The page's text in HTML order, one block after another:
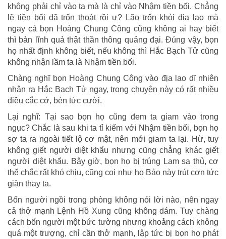
không phải chỉ vào ta mà là chỉ vào Nhậm tiền bối. Chẳng
lẽ tiền bối đã trốn thoát rồi ư? Lão trốn khỏi địa lao mà
ngay cả bọn Hoàng Chung Công cũng không ai hay biết
thì bản lĩnh quả thật thần thông quảng đại. Đúng vậy, bọn
họ nhất định không biết, nếu không thì Hắc Bạch Tử cũng
không nhận lầm ta là Nhậm tiền bối.
Chàng nghĩ bọn Hoàng Chung Công vào địa lao dĩ nhiên
nhận ra Hắc Bạch Tử ngay, trong chuyện này có rất nhiều
điều cắc cớ, bèn tức cười.
Lại nghĩ: Tại sao bọn họ cũng đem ta giam vào trong
ngục? Chắc là sau khi ta tỉ kiếm với Nhậm tiền bối, bọn họ
sợ ta ra ngoài tiết lộ cơ mật, nên mới giam ta lại. Hừ, tuy
không giết người diệt khẩu nhưng cũng chẳng khác giết
người diệt khẩu. Bây giờ, bọn họ bị trúng Lam sa thủ, cơ
thể chắc rất khó chịu, cũng coi như họ Bảo này trút cơn tức
giận thay ta.
Bốn người ngồi trong phòng không nói lời nào, nên ngay
cả thở mạnh Lệnh Hồ Xung cũng không dám. Tuy chàng
cách bốn người một bức tường nhưng khoảng cách không
quá một trượng, chỉ cần thở mạnh, lập tức bị bọn họ phát